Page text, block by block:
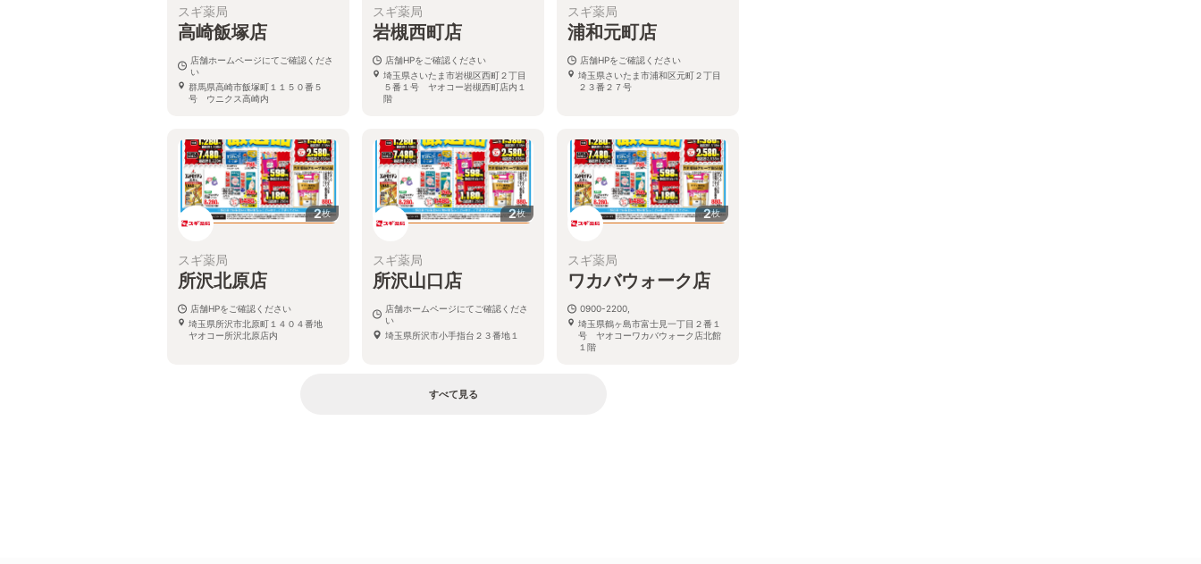
スギ薬局
高崎飯塚店
店舗ホームページにてご確認くださ
い
群馬県高崎市飯塚町１１５０番５
号 ウニクス高崎内
スギ薬局
岩槻西町店
店舗HPをご確認ください
埼玉県さいたま市岩槻区西町２丁目
５番１号 ヤオコー岩槻西町店内１
階
スギ薬局
浦和元町店
店舗HPをご確認ください
埼玉県さいたま市浦和区元町２丁目
２３番２７号
2枚
スギ薬局
所沢北原店
店舗HPをご確認ください
埼玉県所沢市北原町１４０４番地
ヤオコー所沢北原店内
2枚
スギ薬局
所沢山口店
店舗ホームページにてご確認くださ
い
埼玉県所沢市小手指台２３番地１
2枚
スギ薬局
ワカバウォーク店
0900-2200,
埼玉県鶴ヶ島市富士見一丁目２番１
号 ヤオコーワカバウォーク店北館
１階
すべて見る